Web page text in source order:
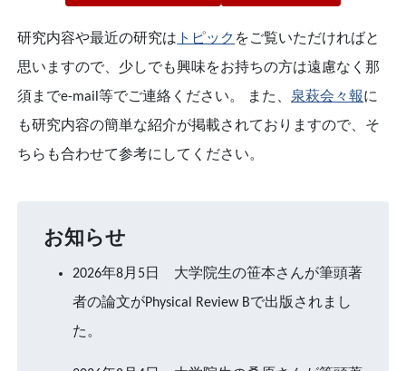
研究内容や最近の研究は トピック をご覧いただければと
思いますので、少しでも興味をお持ちの方は遠慮なく那
須までe-mail等でご連絡ください。 また、 泉萩会々報に
も研究内容の簡単な紹介が掲載されておりますので、そ
ちらも合わせて参考にしてください。
お知らせ
2026年8月5日 大学院生の笹本さんが筆頭著
者の論文がPhysical Review Bで出版されまし
た。